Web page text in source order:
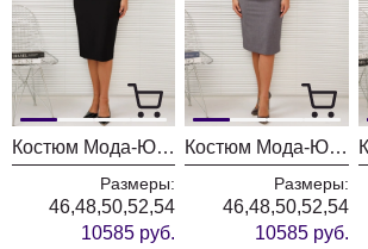
Костюм Мода-Юрс 26-2766 черный + цветы
Размеры:
46,48,50,52,54
10585 руб.
Костюм Мода-Юрс 26-2538 серый + цветы
Размеры:
46,48,50,52,54
10585 руб.